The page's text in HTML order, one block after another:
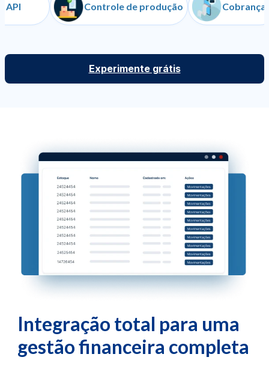
Controle de produção
Experimente grátis
Integração total para uma
gestão financeira completa